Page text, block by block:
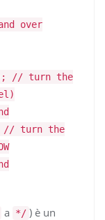
over
// turn the
// turn the
a */ ) è un